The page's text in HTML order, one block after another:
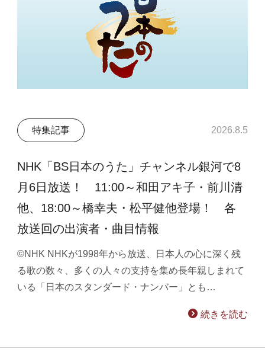
特集記事 2026.8.5
NHK「BS日本のうた」チャンネル銀河で8
月6日放送！ 11:00～和田アキ子・前川清
他、18:00～橋幸夫・松平健他登場！ 各
放送回の出演者・曲目情報
©NHK NHKが1998年から放送、日本人の心に深く残
る歌の数々、多くの人々の支持を集め長年親しまれて
いる「日本のスタンダード・ナンバー」とも…
続きを読む